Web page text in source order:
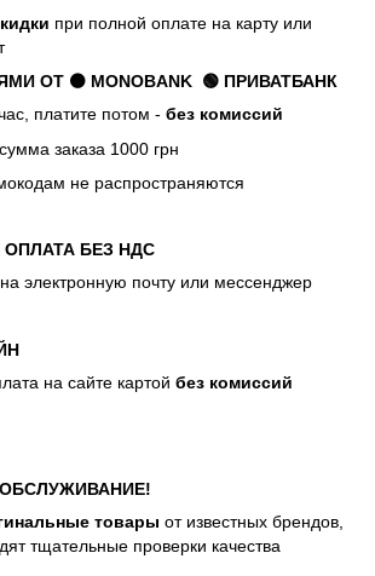
при полной оплате на карту или
ОТ ⚫ MONOBANK 🟢 ПРИВАТБАНК
платите потом - без комиссий
заказа 1000 грн
не распространяются
ОПЛАТА БЕЗ НДС
электронную почту или мессенджер
на сайте картой без комиссий
товары от известных брендов,
тщательные проверки качества